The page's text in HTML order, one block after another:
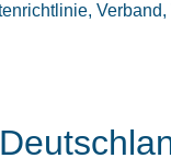
, Verband,